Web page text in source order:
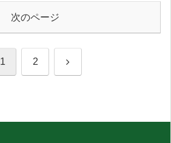
次のページ
1 2 次